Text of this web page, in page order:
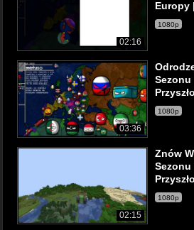
02:16
Europy
1080p
03:36
Sezonu
1080p
02:15
Znów
Sezonu
1080p